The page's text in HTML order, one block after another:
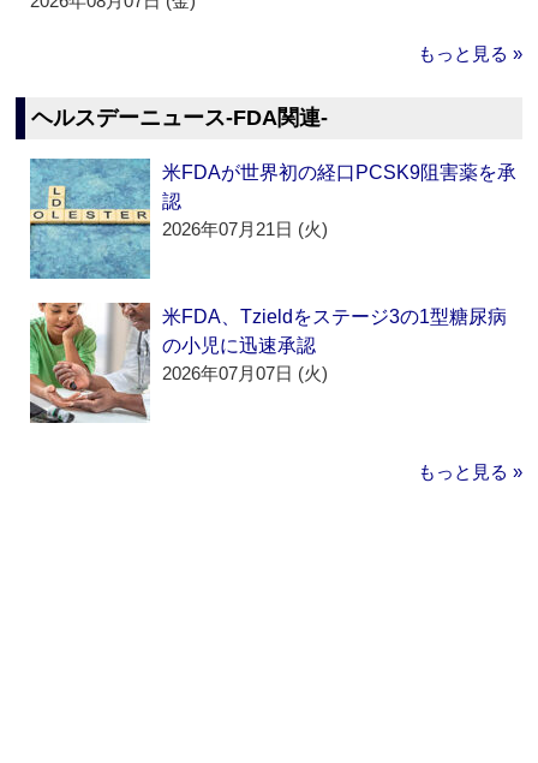
もっと見る »
ヘルスデーニュース‐FDA関連‐
米FDAが世界初の経口PCSK9阻害薬を承
認
2026年07月21日 (火)
米FDA、Tzieldをステージ3の1型糖尿病
の小児に迅速承認
2026年07月07日 (火)
もっと見る »